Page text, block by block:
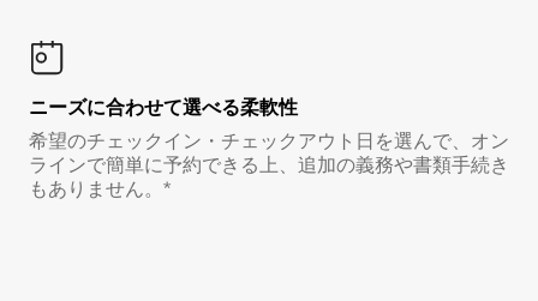
ニーズに合わせて選べる柔軟性
希望のチェックイン・チェックアウト日を選んで、オン
ラインで簡単に予約できる上、追加の義務や書類手続き
もありません。*